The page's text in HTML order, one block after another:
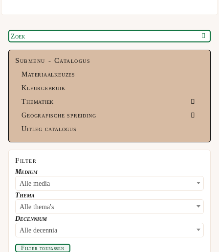
Submenu - Catalogus
Materiaalkeuzes
Kleurgebruik
Thematiek
Geografische spreiding
Uitleg catalogus
Filter
Medium
Alle media
Thema
Alle thema's
Decennium
Alle decennia
Filter toepassen